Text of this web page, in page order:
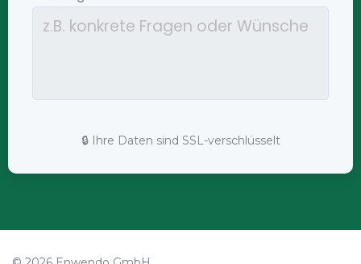
🔒 Ihre Daten sind SSL-verschlüsselt